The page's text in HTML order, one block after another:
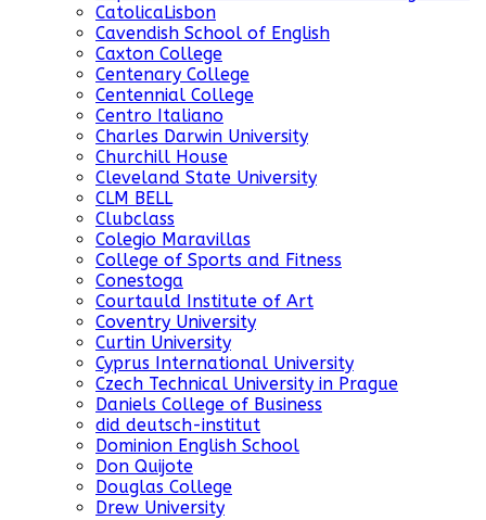
CatolicaLisbon
Cavendish School of English
Caxton College
Centenary College
Centennial College
Centro Italiano
Charles Darwin University
Churchill House
Cleveland State University
CLM BELL
Clubclass
Colegio Maravillas
College of Sports and Fitness
Conestoga
Courtauld Institute of Art
Coventry University
Curtin University
Cyprus International University
Czech Technical University in Prague
Daniels College of Business
did deutsch-institut
Dominion English School
Don Quijote
Douglas College
Drew University